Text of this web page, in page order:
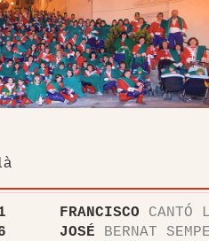
CANTÓ
BERNAT